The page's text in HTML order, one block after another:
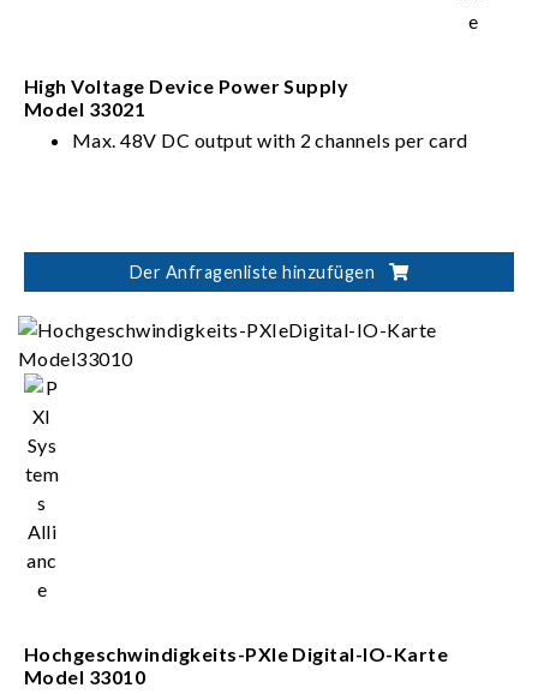
High Voltage Device Power Supply
Model 33021
Max. 48V DC output with 2 channels per card
Der Anfragenliste hinzufügen
Hochgeschwindigkeits-PXIe Digital-IO-Karte
Model 33010